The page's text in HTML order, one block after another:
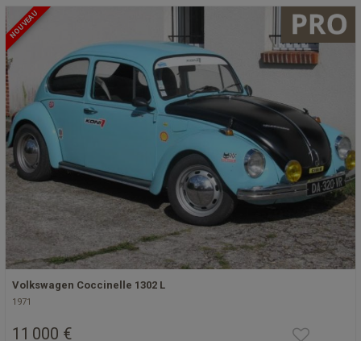
NOUVEAU
Volkswagen Coccinelle 1302 L
1971
11 000 €